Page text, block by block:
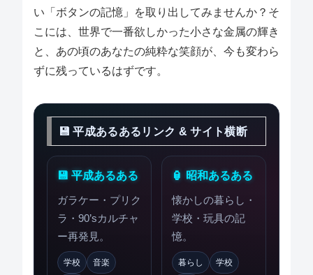
い「ボタンの記憶」を取り出してみませんか？そ
こには、世界で一番欲しかった小さな金属の輝き
と、あの頃のあなたの純粋な笑顔が、今も変わら
ずに残っているはずです。
💾 平成あるあるリンク & サイト横断
💾 平成あるある
ガラケー・プリク
ラ・90’sカルチャ
ー再発見。
学校 音楽
🏮 昭和あるある
懐かしの暮らし・
学校・玩具の記
憶。
暮らし 学校